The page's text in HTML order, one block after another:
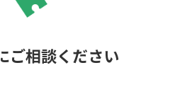
ご相談ください